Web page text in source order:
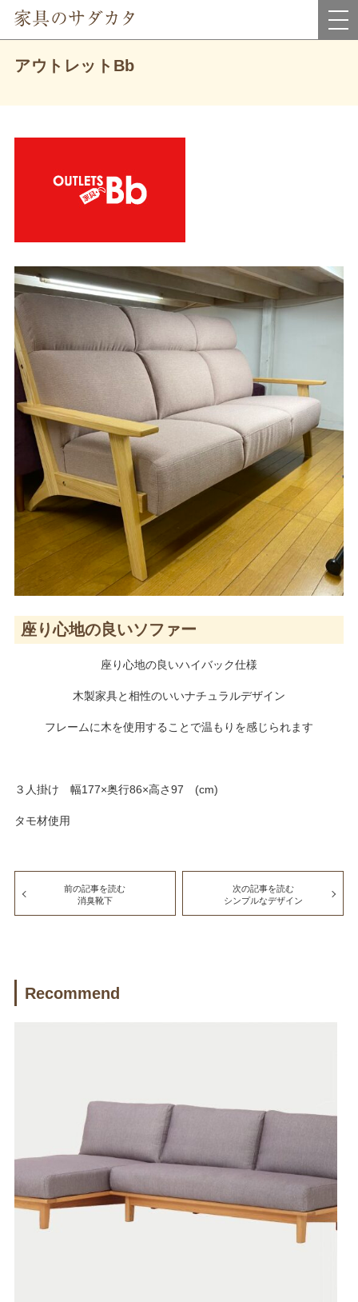
岡山県真庭市にあるインテリア家具・雑貨＆アウトレット家具のお店です。
アウトレットBb
座り心地の良いソファー
座り心地の良いハイバック仕様
木製家具と相性のいいナチュラルデザイン
フレームに木を使用することで温もりを感じられます
３人掛け 幅177×奥行86×高さ97 (cm)
タモ材使用
前の記事を読む
消臭靴下
次の記事を読む
シンプルなデザイン
Recommend